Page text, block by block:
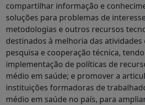
compartilhar informação e
soluções para problemas de
metodologias e outros recursos
destinados à melhoria das atividades
pesquisa e cooperação técnica,
implementação de políticas de
médio em saúde; e promover a
instituições formadoras de
médio em saúde no país, para